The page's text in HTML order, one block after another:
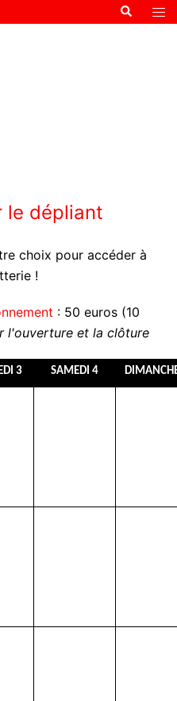
le dépliant
choix pour accéder à
!
: 50 euros (10
l'ouverture et la clôture
3 SAMEDI 4